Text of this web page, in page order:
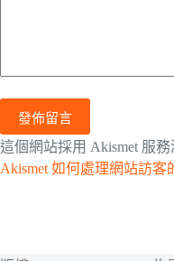
發佈留言
這個網站採用 Akismet 服務
Akismet 如何處理網站訪客